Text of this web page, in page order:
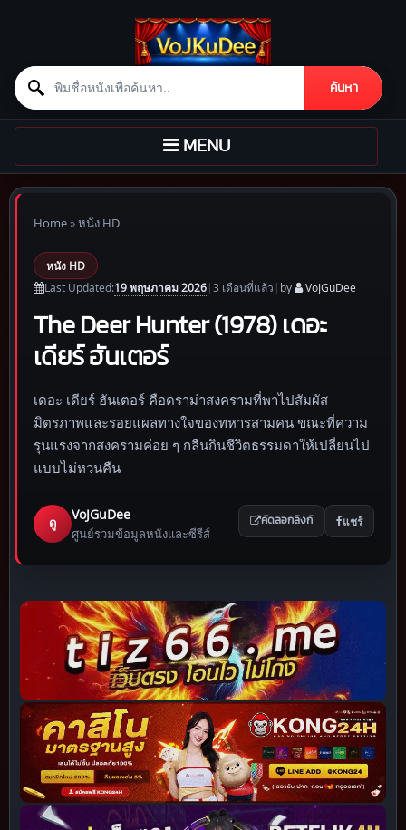
Search for:
ค้นหา
Skip to content
TOGGLE
NAVIGATION
MENU
Home»หนัง HD
หนัง HD
Last Updated:19 พฤษภาคม 2026|3 เดือนที่แล้ว | by VoJGuDee
The Deer Hunter (1978) เดอะ
เดียร์ ฮันเตอร์
เดอะ เดียร์ ฮันเตอร์ คือดราม่าสงครามที่พาไปสัมผัส
มิตรภาพและรอยแผลทางใจของทหารสามคน ขณะที่ความ
รุนแรงจากสงครามค่อย ๆ กลืนกินชีวิตธรรมดาให้เปลี่ยนไป
แบบไม่หวนคืน
ดู
VoJGuDee
ศูนย์รวมข้อมูลหนังและซีรีส์
คัดลอกลิงก์ แชร์